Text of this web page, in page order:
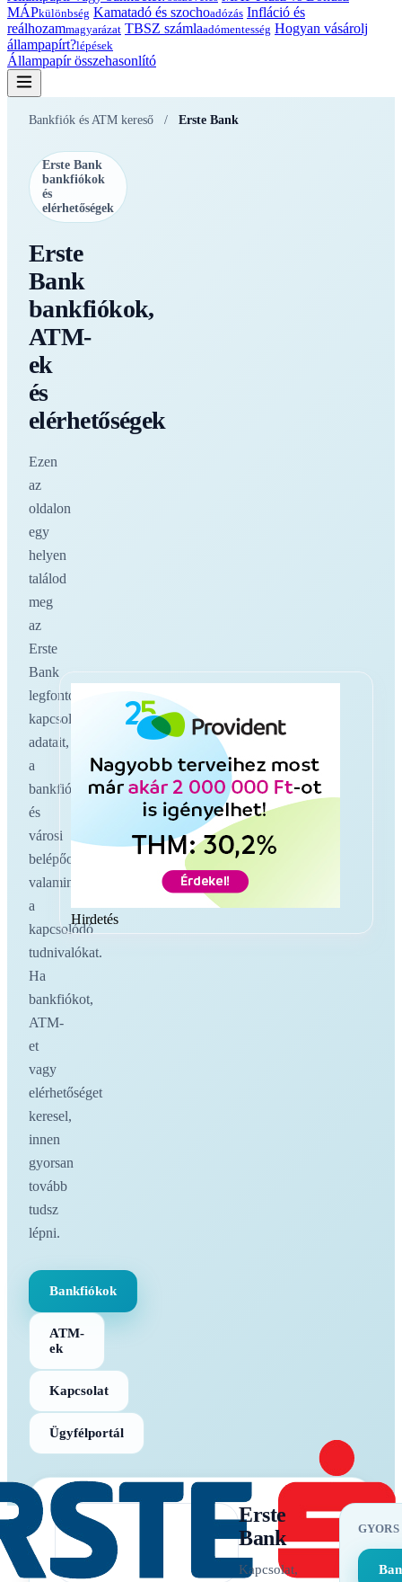
MÁPkülönbség Kamatadó és szochoadózás Infláció és
reálhozammagyarázat TBSZ számlaadómentesség Hogyan vásárolj
állampapírt?lépések
Állampapír összehasonlító
Bankfiók és ATM kereső / Erste Bank
Erste Bank
bankfiókok
és
elérhetőségek
Erste
Bank
bankfiókok,
ATM-
ek
és
elérhetőségek
Ezen
az
oldalon
egy
helyen
találod
meg
az
Erste
Bank
legfontosabb
kapcsolati
adatait,
a
bankfiókokat
és
városi
belépőoldalakat,
valamint
a
kapcsolódó
tudnivalókat.
Ha
bankfiókot,
ATM-
et
vagy
elérhetőséget
keresel,
innen
gyorsan
tovább
tudsz
lépni.
Bankfiókok
ATM-
ek
Kapcsolat
Ügyfélportál
Hirdetés
Erste
Bank
Kapcsolat,